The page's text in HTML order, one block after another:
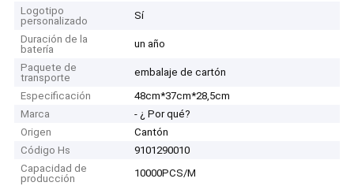
Logotipo
personalizado
Sí
Duración de la
batería
un año
Paquete de
transporte
embalaje de cartón
Especificación
48cm*37cm*28,5cm
Marca
- ¿ Por qué?
Origen
Cantón
Código Hs
9101290010
Capacidad de
producción
10000PCS/M